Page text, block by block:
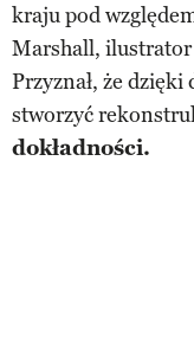
kraju pod
Marshall,
Przyznał, że dzięki
stworzyć
dokładności.